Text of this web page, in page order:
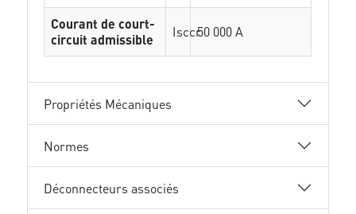
Courant de court-
circuit admissible
Isccr50 000 A
Propriétés Mécaniques
Normes
Déconnecteurs associés